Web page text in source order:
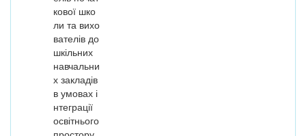
кової шко
ли та вихо
вателів до
шкільних
навчальни
х закладів
в умовах і
нтеграції
освітнього